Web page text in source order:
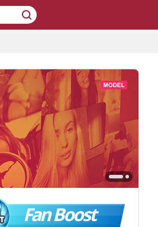
Fan Boost